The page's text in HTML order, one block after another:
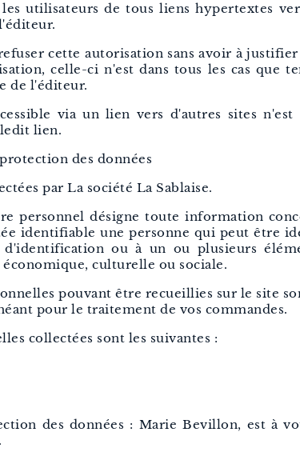
utilisateurs de tous liens hypertextes
cette autorisation sans avoir à
celle-ci n'est dans tous les cas
de l'éditeur.
via un lien vers d'autres sites
lien.
des données
par La société La Sablaise.
personnel désigne toute information
identifiable une personne qui peut être
ou à un ou plusieurs
culturelle ou sociale.
pouvant être recueillies sur le site
pour le traitement de vos commandes.
collectées sont les suivantes :
des données : Marie Bevillon, est à